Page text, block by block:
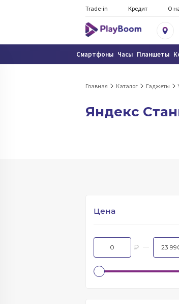
Trade-in Кредит О
Смартфоны Часы Планшеты
Главная Каталог Гаджеты
Яндекс
Цена
₽